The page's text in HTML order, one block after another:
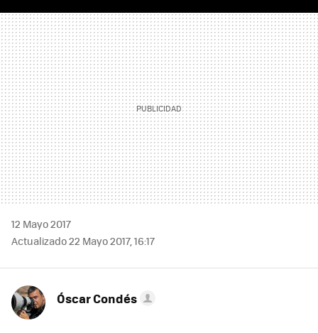
MAIL
12 Mayo 2017
Actualizado 22 Mayo 2017, 16:17
Óscar Condés